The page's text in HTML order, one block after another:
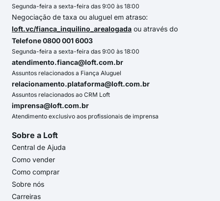
Segunda-feira a sexta-feira das 9:00 às 18:00
Negociação de taxa ou aluguel em atraso:
loft.vc/fianca_inquilino_arealogada ou através do
Telefone 0800 001 6003
Segunda-feira a sexta-feira das 9:00 às 18:00
atendimento.fianca@loft.com.br
Assuntos relacionados a Fiança Aluguel
relacionamento.plataforma@loft.com.br
Assuntos relacionados ao CRM Loft
imprensa@loft.com.br
Atendimento exclusivo aos profissionais de imprensa
Sobre a Loft
Central de Ajuda
Como vender
Como comprar
Sobre nós
Carreiras